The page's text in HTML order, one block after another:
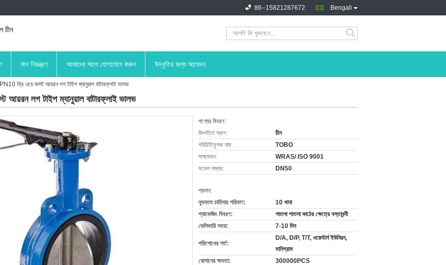
Bengali
86--15821287672
চীন
মান নিয়ন্ত্রণ আমাদের সাথে যোগাযোগ করুন উদ্ধৃতির জন্য আবেদন
PN10 থ্রি ওয়ে কাস্ট আয়রন লগ টাইপ ম্যানুয়াল বাটারফ্লাই ভালভ
আয়রন লগ টাইপ ম্যানুয়াল বাটারফ্লাই ভালভ
পণ্যের বিবরণ:
উৎপত্তি স্থল:
চীন
পরিচিতিমুলক নাম:
TOBO
সাক্ষ্যদান:
WRAS/ ISO 9001
মডেল নম্বার:
DN50
প্রদান:
ন্যূনতম চাহিদার পরিমাণ:
10 খানা
প্যাকেজিং বিবরণ:
পাতলা পাতলা কাঠের ক্ষেত্রে বস্তাবন্দী
ডেলিভারি সময়:
7-10 দিন
পরিশোধের শর্ত:
D/A, D/P, T/T, ওয়েস্টার্ন ইউনিয়ন,
মানিগ্রাম
যোগানের ক্ষমতা:
300000PCS